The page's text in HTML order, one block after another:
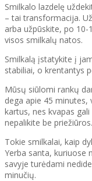
Smilkalo lazdelę
– tai transformacija.
arba užpūskite, po
visos smilkalų natos.
Smilkalą įstatykite į
stabiliai, o krentantys
Mūsų siūlomi rankų
dega apie 45 minutes,
kartus, nes kvapas
nepalikite be
Tokie smilkalai, kaip
Yerba santa, kuriuose
savyje turėdami
minučių.